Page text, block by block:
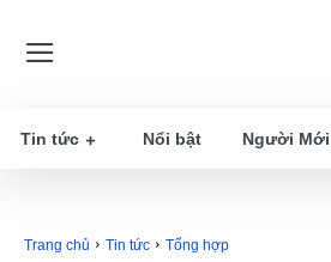
Tin tức Nổi bật Người Mới
Trang chủ Tin tức Tổng hợp